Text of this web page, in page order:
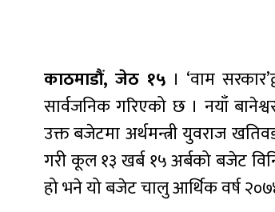
काठमाडौं, जेठ १५ । ‘वाम
सार्वजनिक गरिएको छ । नयाँ
उक्त बजेटमा अर्थमन्त्री युवराज
गरी कूल १३ खर्ब १५ अर्बको बजेट
हो भने यो बजेट चालु आर्थिक वर्ष